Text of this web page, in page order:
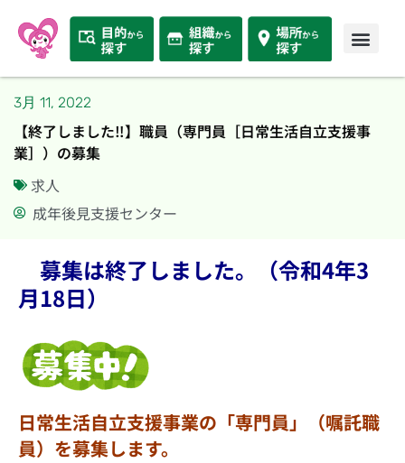
3月 11, 2022
【終了しました‼】職員（専門員［日常生活自立支援事
業］）の募集
求人
成年後見支援センター
募集は終了しました。（令和4年3
月18日）
日常生活自立支援事業の「専門員」（嘱託職
員）を募集します。